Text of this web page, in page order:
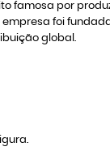
famosa por
foi
global.